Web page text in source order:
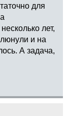
для
лет,
и на
А задача,